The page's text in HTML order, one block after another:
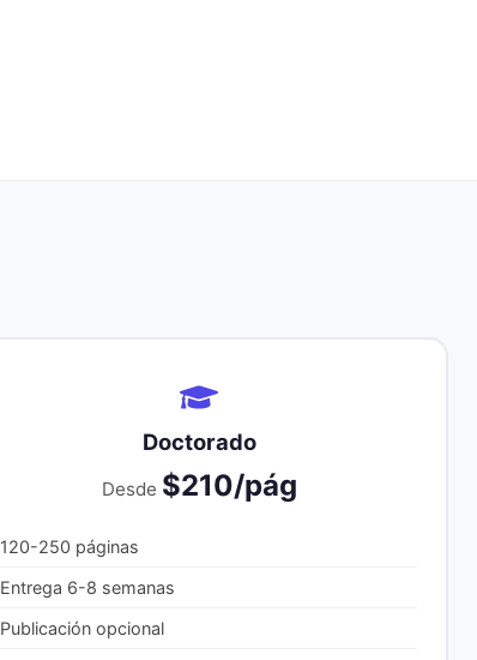
Doctorado
Desde $210/pág
120-250 páginas
Entrega 6-8 semanas
Publicación opcional